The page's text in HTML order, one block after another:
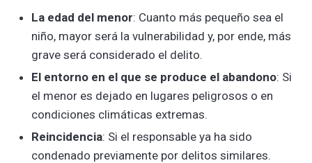
La edad del menor: Cuanto más pequeño sea el
niño, mayor será la vulnerabilidad y, por ende, más
grave será considerado el delito.
El entorno en el que se produce el abandono: Si
el menor es dejado en lugares peligrosos o en
condiciones climáticas extremas.
Reincidencia: Si el responsable ya ha sido
condenado previamente por delitos similares.